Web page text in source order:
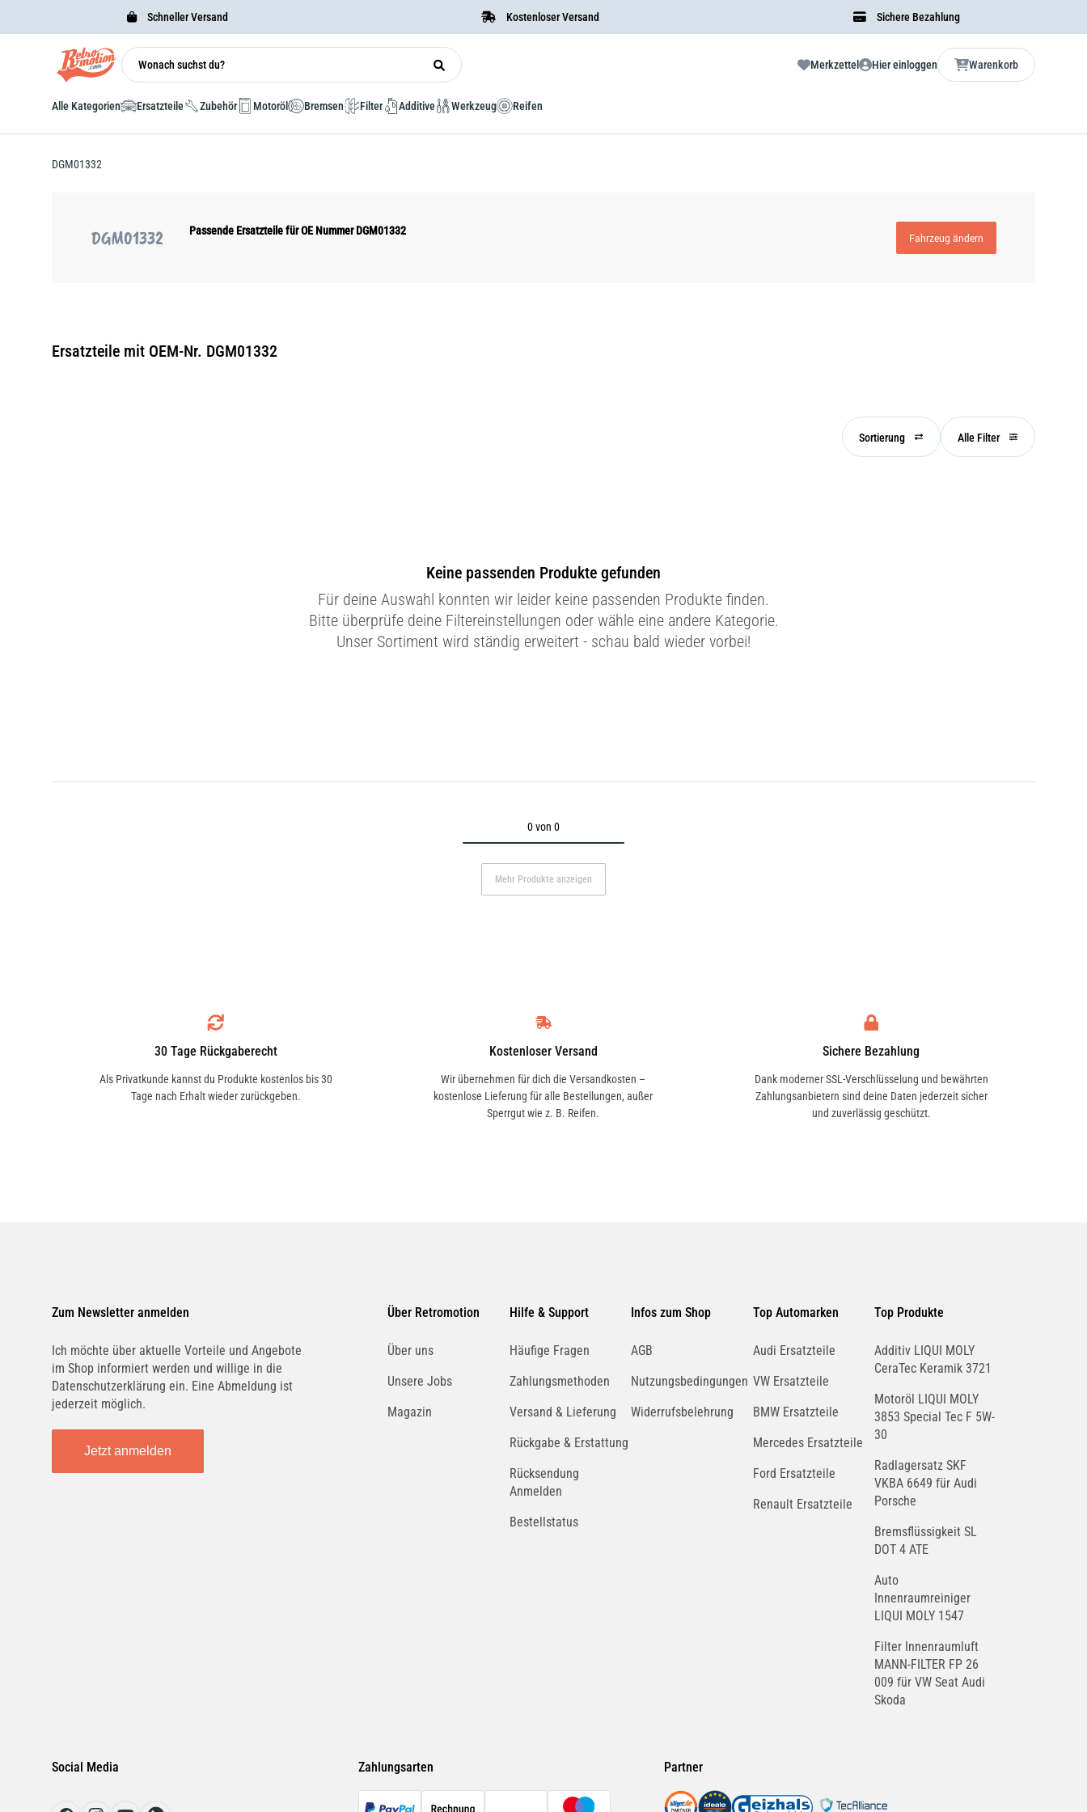
Schneller Versand Kostenloser Versand Sichere Bezahlung
Merkzettel Hier einloggen Warenkorb
Alle Kategorien Ersatzteile Zubehör Motoröl Bremsen Filter Additive Werkzeug Reifen
DGM01332
DGM01332 Passende Ersatzteile für OE Nummer DGM01332
Fahrzeug ändern
Ersatzteile mit OEM-Nr. DGM01332
Sortierung Alle Filter
Keine passenden Produkte gefunden
Für deine Auswahl konnten wir leider keine passenden Produkte finden.
Bitte überprüfe deine Filtereinstellungen oder wähle eine andere Kategorie.
Unser Sortiment wird ständig erweitert - schau bald wieder vorbei!
0 von 0
Mehr Produkte anzeigen
30 Tage Rückgaberecht
Als Privatkunde kannst du Produkte kostenlos bis 30
Tage nach Erhalt wieder zurückgeben.
Kostenloser Versand
Wir übernehmen für dich die Versandkosten –
kostenlose Lieferung für alle Bestellungen, außer
Sperrgut wie z. B. Reifen.
Sichere Bezahlung
Dank moderner SSL-Verschlüsselung und bewährten
Zahlungsanbietern sind deine Daten jederzeit sicher
und zuverlässig geschützt.
Zum Newsletter anmelden
Ich möchte über aktuelle Vorteile und Angebote
im Shop informiert werden und willige in die
Datenschutzerklärung ein. Eine Abmeldung ist
jederzeit möglich.
Jetzt anmelden
Über Retromotion
Über uns
Unsere Jobs
Magazin
Hilfe & Support
Häufige Fragen
Zahlungsmethoden
Versand & Lieferung
Rückgabe & Erstattung
Rücksendung
Anmelden
Bestellstatus
Infos zum Shop
AGB
Nutzungsbedingungen
Widerrufsbelehrung
Top Automarken
Audi Ersatzteile
VW Ersatzteile
BMW Ersatzteile
Mercedes Ersatzteile
Ford Ersatzteile
Renault Ersatzteile
Top Produkte
Additiv LIQUI MOLY
CeraTec Keramik 3721
Motoröl LIQUI MOLY
3853 Special Tec F 5W-
30
Radlagersatz SKF
VKBA 6649 für Audi
Porsche
Bremsflüssigkeit SL
DOT 4 ATE
Auto
Innenraumreiniger
LIQUI MOLY 1547
Filter Innenraumluft
MANN-FILTER FP 26
009 für VW Seat Audi
Skoda
Social Media Zahlungsarten Partner